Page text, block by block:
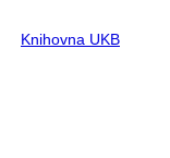
Knihovna UKB